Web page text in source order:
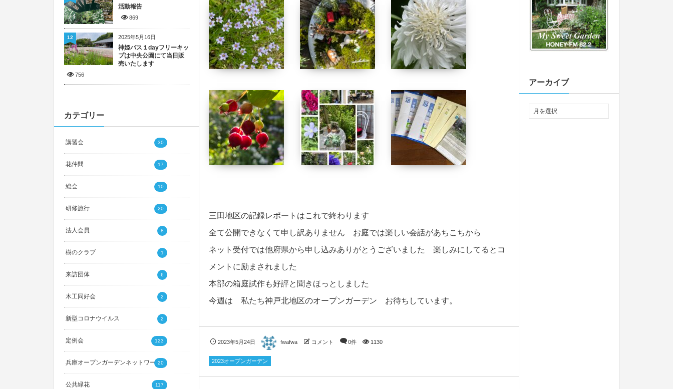
三田地区の記録レポートはこれで終わります
全て公開できなくて申し訳ありません お庭では楽しい会話があちこちから
ネット受付では他府県から申し込みありがとうございました 楽しみにしてるとコ
メントに励まされました
本部の箱庭試作も好評と聞きほっとしました
今週は 私たち神戸北地区のオープンガーデン お待ちしています。
2023年5月24日 fwafwa コメント 0件 1130
2023オープンガーデン
活動報告
869
2025年5月16日
神姫バス１dayフリーキッ
プは中央公園にて当日販
売いたします
756
12
カテゴリー
講習会 30
花仲間 17
総会 10
研修旅行 20
法人会員 8
樹のクラブ 1
来訪団体 6
木工同好会 2
新型コロナウイルス 2
定例会 123
兵庫オープンガーデンネットワーク20
公共緑花 117
アーカイブ